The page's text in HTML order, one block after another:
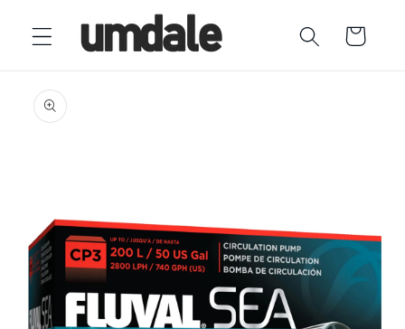
directamente
al contenido
Carrito
a la
información